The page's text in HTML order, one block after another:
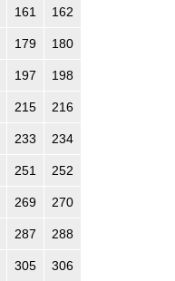
161 162
179 180
197 198
215 216
233 234
251 252
269 270
287 288
305 306